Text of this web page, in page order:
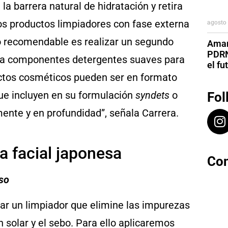
barrera natural de hidratación y retira
productos limpiadores con fase externa
es realizar un segundo
componentes detergentes suaves para
cosméticos pueden ser en formato
incluyen en su formulación syndets o
y en profundidad”, señala Carrera.
facial japonesa
un limpiador que elimine las impurezas
y el sebo. Para ello aplicaremos
el
agosto